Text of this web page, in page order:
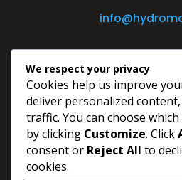
We respect your privacy
Cookies help us improve
deliver personalized
traffic. You can choose
by clicking Customize. Click
consent or Reject All to
cookies.